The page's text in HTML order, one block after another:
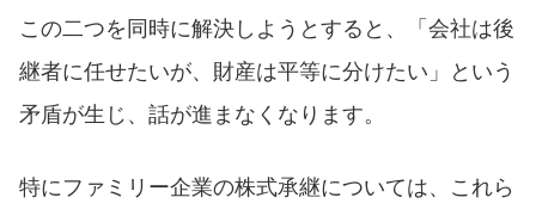
この二つを同時に解決しようとすると、「会社は後
継者に任せたいが、財産は平等に分けたい」という
矛盾が生じ、話が進まなくなります。
特にファミリー企業の株式承継については、これら